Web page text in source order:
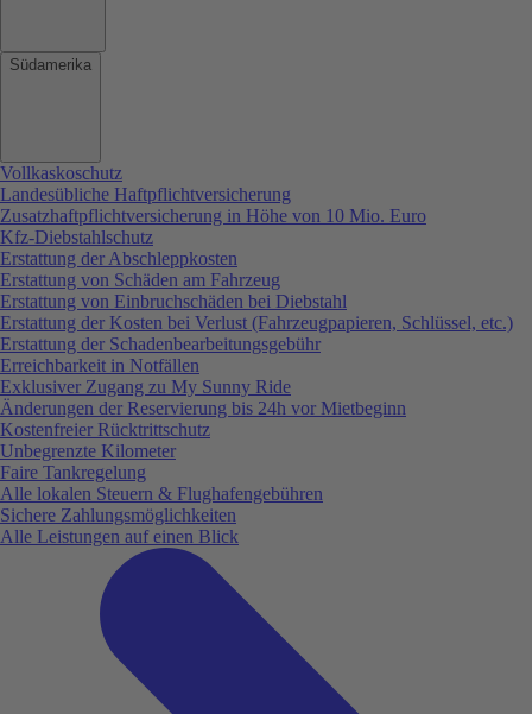
Südamerika
Vollkaskoschutz
Landesübliche Haftpflichtversicherung
Zusatzhaftpflichtversicherung in Höhe von 10 Mio. Euro
Kfz-Diebstahlschutz
Erstattung der Abschleppkosten
Erstattung von Schäden am Fahrzeug
Erstattung von Einbruchschäden bei Diebstahl
Erstattung der Kosten bei Verlust (Fahrzeugpapieren, Schlüssel, etc.)
Erstattung der Schadenbearbeitungsgebühr
Erreichbarkeit in Notfällen
Exklusiver Zugang zu My Sunny Ride
Änderungen der Reservierung bis 24h vor Mietbeginn
Kostenfreier Rücktrittschutz
Unbegrenzte Kilometer
Faire Tankregelung
Alle lokalen Steuern & Flughafengebühren
Sichere Zahlungsmöglichkeiten
Alle Leistungen auf einen Blick